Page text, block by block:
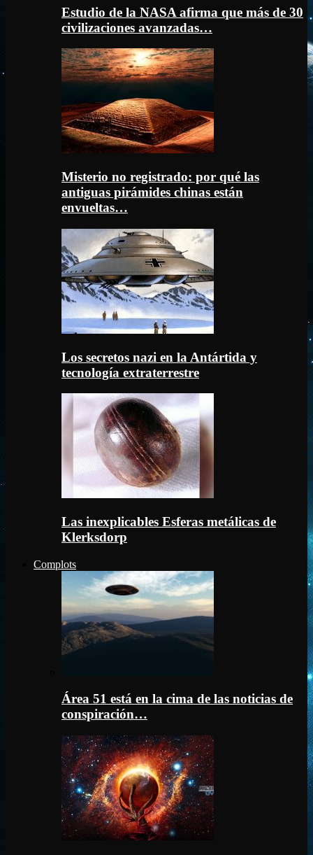
Estudio de la NASA afirma que más de 30
civilizaciones avanzadas…
Misterio no registrado: por qué las
antiguas pirámides chinas están
envueltas…
Los secretos nazi en la Antártida y
tecnología extraterrestre
Las inexplicables Esferas metálicas de
Klerksdorp
Complots
Área 51 está en la cima de las noticias de
conspiración…